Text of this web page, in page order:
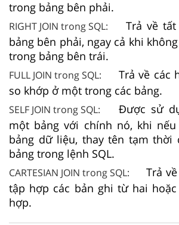
trong bảng bên phải.
RIGHT JOIN trong SQL:
Trả về
bảng bên phải, ngay cả khi
trong bảng bên trái.
FULL JOIN trong SQL:
Trả về các
so khớp ở một trong các bảng.
SELF JOIN trong SQL:
Được sử
một bảng với chính nó, khi
bảng dữ liệu, thay tên tạm thời
bảng trong lệnh SQL.
CARTESIAN JOIN trong SQL:
Trả
tập hợp các bản ghi từ hai
hợp.